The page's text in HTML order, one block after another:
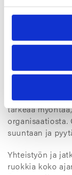
Viime vuosina
etenkin
Yhdessä
rekrytoinnit,
ajattelua, joka
Nämä
mahdollisia
tärkeää
organisaatiosta.
suuntaan ja
Yhteistyön ja
ruokkia koko